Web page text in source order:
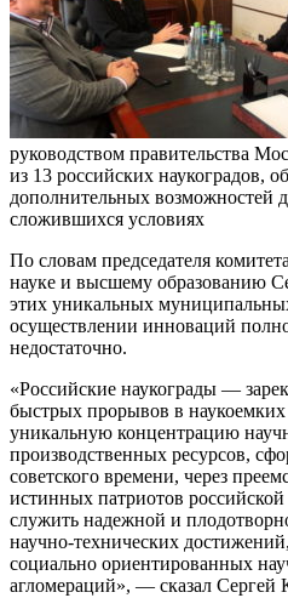
руководством правительства
из 13 российских наукоградов,
дополнительных возможностей
сложившихся условиях
По словам председателя
науке и высшему образованию
этих уникальных
осуществлении инноваций
недостаточно.
«Российские наукограды —
быстрых прорывов в
уникальную концентрацию
производственных ресурсов,
советского времени, через
истинных патриотов
служить надежной и
научно-технических
социально ориентированных
агломераций», — сказал Сергей